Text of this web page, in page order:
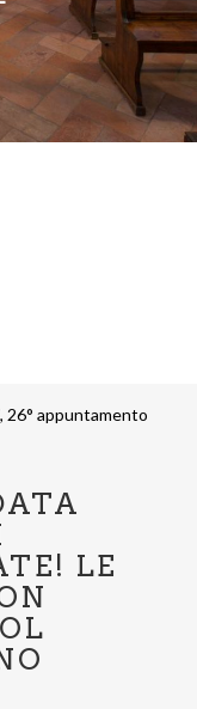
26° appuntamento
LE